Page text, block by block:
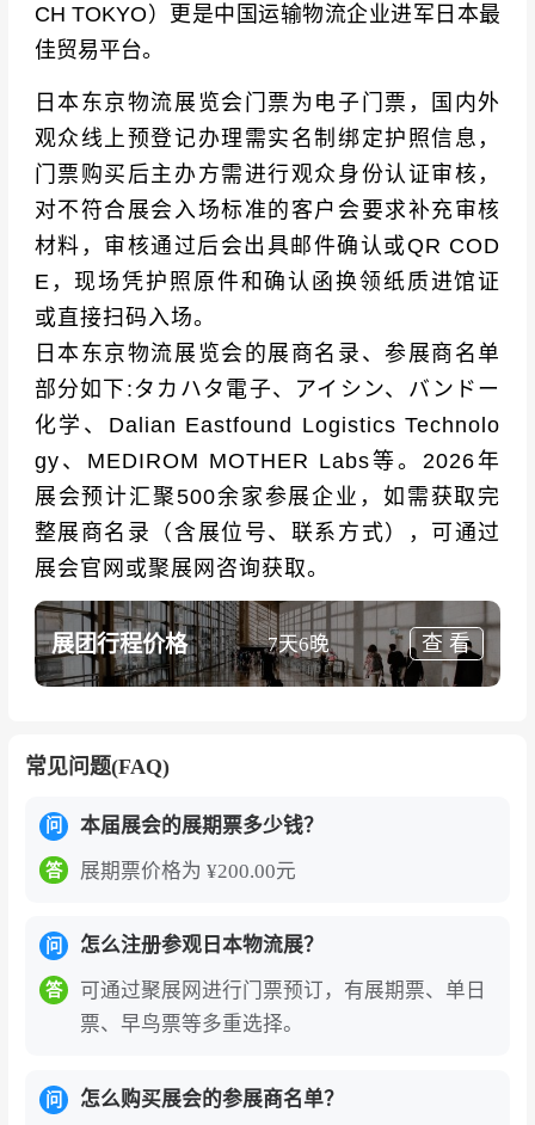
CH TOKYO）更是中国运输物流企业进军日本最
佳贸易平台。
日本东京物流展览会门票为电子门票，国内外
观众线上预登记办理需实名制绑定护照信息，
门票购买后主办方需进行观众身份认证审核，
对不符合展会入场标准的客户会要求补充审核
材料，审核通过后会出具邮件确认或QR COD
E，现场凭护照原件和确认函换领纸质进馆证
或直接扫码入场。
日本东京物流展览会的展商名录、参展商名单
部分如下:タカハタ電子、アイシン、バンドー
化学、Dalian Eastfound Logistics Technolo
gy、MEDIROM MOTHER Labs等。2026年
展会预计汇聚500余家参展企业，如需获取完
整展商名录（含展位号、联系方式），可通过
展会官网或聚展网咨询获取。
展团行程价格 7天6晚 查 看
常见问题(FAQ)
问 本届展会的展期票多少钱？
答 展期票价格为 ¥200.00元
问 怎么注册参观日本物流展？
答
可通过聚展网进行门票预订，有展期票、单日
票、早鸟票等多重选择。
问 怎么购买展会的参展商名单？